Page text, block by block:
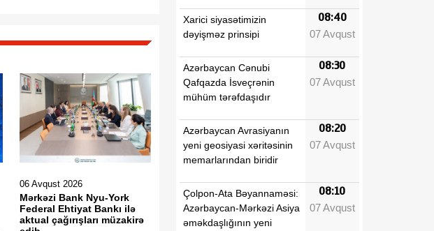
06 Avqust 2026
Mərkəzi Bank Nyu-York
Federal Ehtiyat Bankı ilə
aktual çağırışları müzakirə
Xarici siyasətimizin
dəyişməz prinsipi
08:40
07 Avqust
Azərbaycan Cənubi
Qafqazda İsveçrənin
mühüm tərəfdaşıdır
08:30
07 Avqust
Azərbaycan Avrasiyanın
yeni geosiyasi xəritəsinin
memarlarından biridir
08:20
07 Avqust
Çolpon-Ata Bəyannaməsi:
Azərbaycan-Mərkəzi Asiya
əməkdaşlığının yeni
08:10
07 Avqust